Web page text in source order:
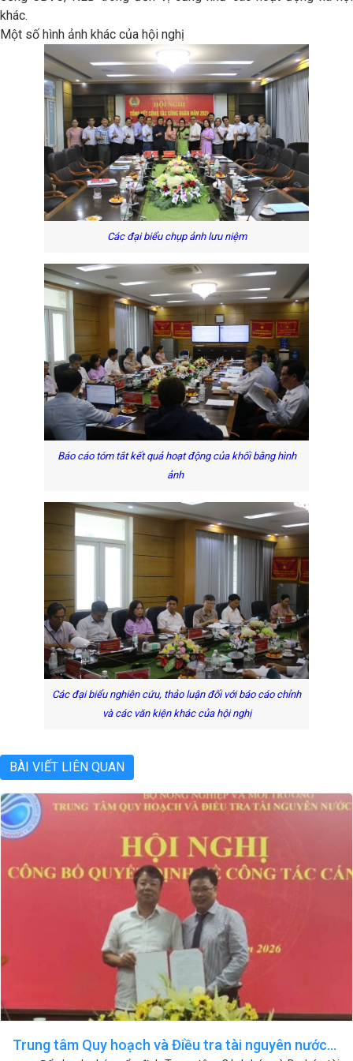
khác.
Một số hình ảnh khác của hội nghị
Các đại biểu chụp ảnh lưu niệm
Báo cáo tóm tắt kết quả hoạt động của khối bằng hình
ảnh
Các đại biểu nghiên cứu, thảo luận đối với báo cáo chỉnh
và các văn kiện khác của hội nghị
BÀI VIẾT LIÊN QUAN
Trung tâm Quy hoạch và Điều tra tài nguyên nước